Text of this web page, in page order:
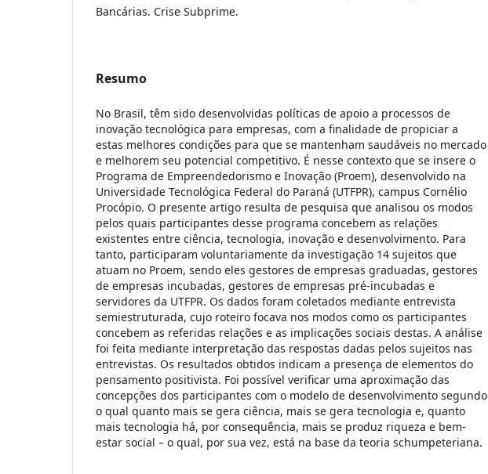
Bancárias. Crise Subprime.
Resumo
No Brasil, têm sido desenvolvidas políticas de apoio a processos de
inovação tecnológica para empresas, com a finalidade de propiciar a
estas melhores condições para que se mantenham saudáveis no mercado
e melhorem seu potencial competitivo. É nesse contexto que se insere o
Programa de Empreendedorismo e Inovação (Proem), desenvolvido na
Universidade Tecnológica Federal do Paraná (UTFPR), campus Cornélio
Procópio. O presente artigo resulta de pesquisa que analisou os modos
pelos quais participantes desse programa concebem as relações
existentes entre ciência, tecnologia, inovação e desenvolvimento. Para
tanto, participaram voluntariamente da investigação 14 sujeitos que
atuam no Proem, sendo eles gestores de empresas graduadas, gestores
de empresas incubadas, gestores de empresas pré-incubadas e
servidores da UTFPR. Os dados foram coletados mediante entrevista
semiestruturada, cujo roteiro focava nos modos como os participantes
concebem as referidas relações e as implicações sociais destas. A análise
foi feita mediante interpretação das respostas dadas pelos sujeitos nas
entrevistas. Os resultados obtidos indicam a presença de elementos do
pensamento positivista. Foi possível verificar uma aproximação das
concepções dos participantes com o modelo de desenvolvimento segundo
o qual quanto mais se gera ciência, mais se gera tecnologia e, quanto
mais tecnologia há, por consequência, mais se produz riqueza e bem-
estar social – o qual, por sua vez, está na base da teoria schumpeteriana.